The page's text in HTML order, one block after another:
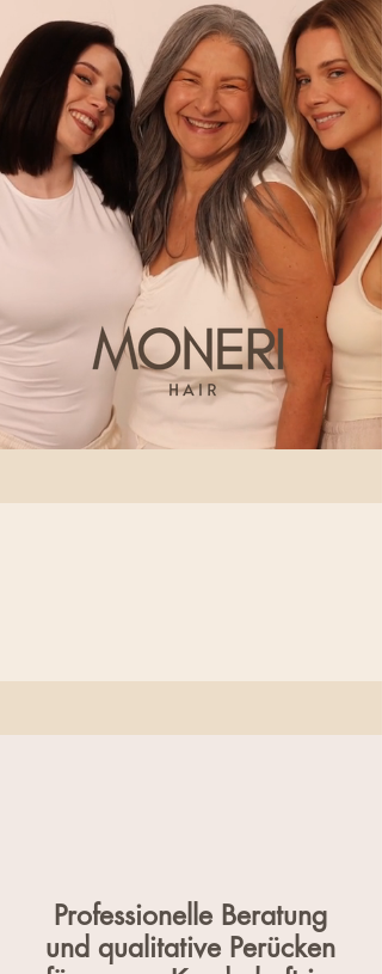
Professionelle Beratung
und qualitative Perücken